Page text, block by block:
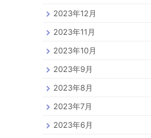
2023年12月
2023年11月
2023年10月
2023年9月
2023年8月
2023年7月
2023年6月